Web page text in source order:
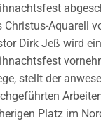
Christus-Aquarell
Dirk Jeß wird
stellt der
Platz im